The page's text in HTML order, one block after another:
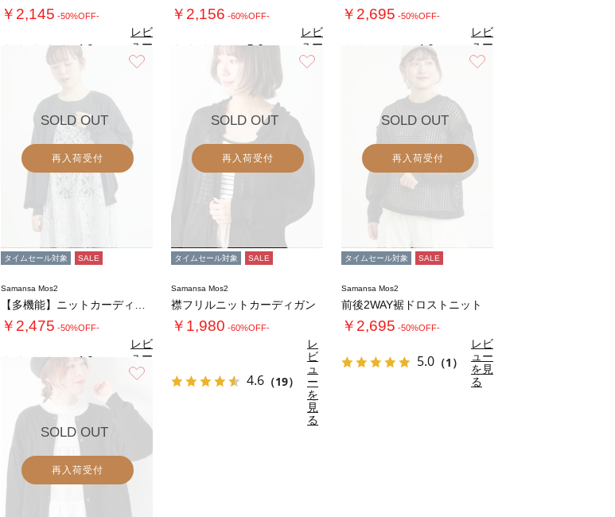
￥2,145 -50%OFF-
4.9
レビ
ュー
を見
る
￥2,156 -60%OFF-
5.0（1）
レビ
ュー
を見
る
￥2,695 -50%OFF-
4.0（1）
レビ
ュー
を見
る
SOLD OUT
再入荷受付
タイムセール対象 SALE
Samansa Mos2
￥2,475 -50%OFF-
4.9
レビ
ュー
を見
る
SOLD OUT
再入荷受付
タイムセール対象 SALE
Samansa Mos2
襟フリルニットカーディガン
￥1,980 -60%OFF-
4.6 （19）
レ
ビ
ュ
ー
を
見
る
SOLD OUT
再入荷受付
タイムセール対象 SALE
Samansa Mos2
前後2WAY裾ドロストニット
￥2,695 -50%OFF-
5.0 （1）
レビ
ュー
を見
る
SOLD OUT
再入荷受付